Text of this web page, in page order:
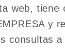
web,
y
consultas